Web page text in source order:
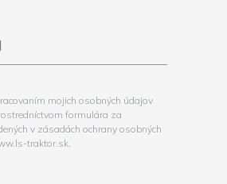
mojich osobných údajov
formulára za
v zásadách ochrany osobných
traktor.sk.